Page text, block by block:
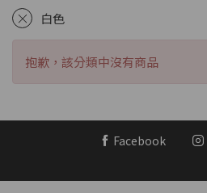
白色
抱歉，該分類中沒有商品
Facebook